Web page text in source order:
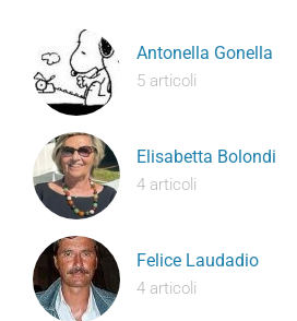
Antonella Gonella
5 articoli
Elisabetta Bolondi
4 articoli
Felice Laudadio
4 articoli